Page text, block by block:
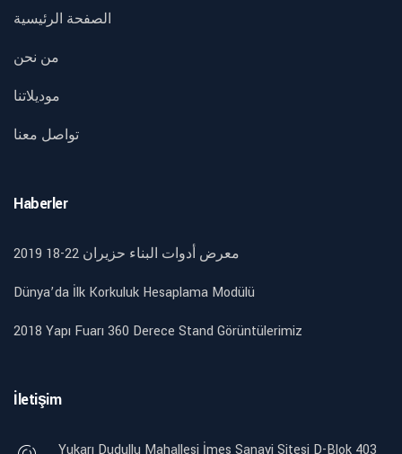
الصفحة الرئيسية
من نحن
موديلاتنا
تواصل معنا
Haberler
2019 18-22 معرض أدوات البناء حزيران
Dünya’da İlk Korkuluk Hesaplama Modülü
2018 Yapı Fuarı 360 Derece Stand Görüntülerimiz
İletişim
Yukarı Dudullu Mahallesi İmes Sanayi Sitesi D-Blok 403